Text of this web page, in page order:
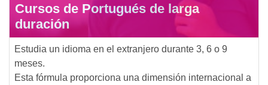
Cursos de Portugués de larga
duración
Estudia un idioma en el extranjero durante 3, 6 o 9
meses.
Esta fórmula proporciona una dimensión internacional a